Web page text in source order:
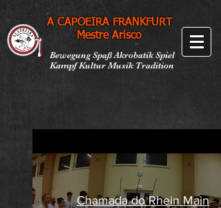
A CAPOEIRA FRANKFURT
Mestre Arisco
Bewegung Spaß Akrobatik Spiel
Kampf Kultur Musik Tradition
Chamada do Rhein Main